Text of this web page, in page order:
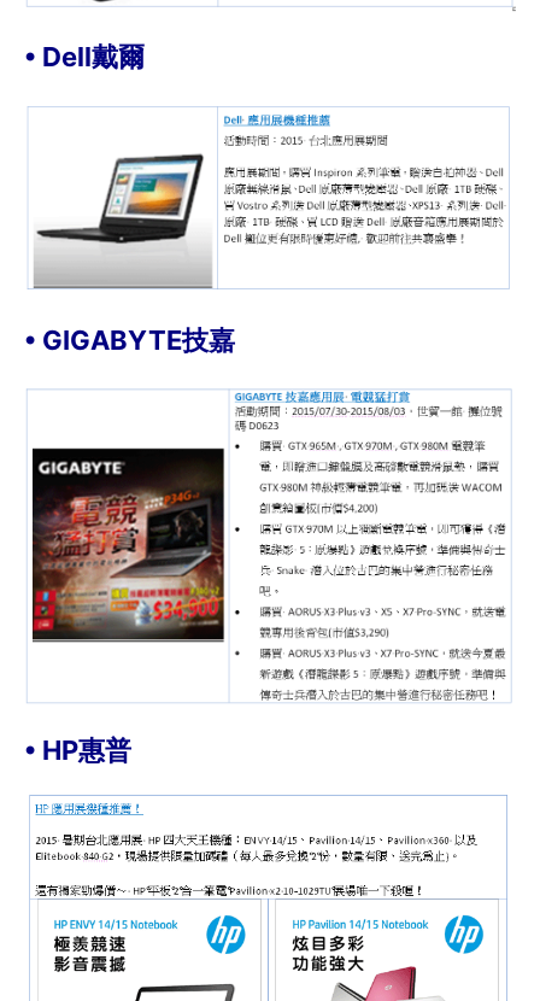
• Dell戴爾
• GIGABYTE技嘉
• HP惠普